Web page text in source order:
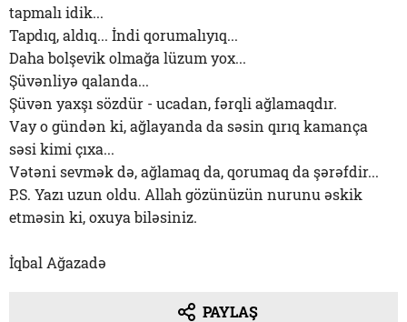
tapmalı idik...
Tapdıq, aldıq... İndi qorumalıyıq...
Daha bolşevik olmağa lüzum yox...
Şüvənliyə qalanda...
Şüvən yaxşı sözdür - ucadan, fərqli ağlamaqdır.
Vay o gündən ki, ağlayanda da səsin qırıq kamança
səsi kimi çıxa...
Vətəni sevmək də, ağlamaq da, qorumaq da şərəfdir...
P.S. Yazı uzun oldu. Allah gözünüzün nurunu əskik
etməsin ki, oxuya biləsiniz.
İqbal Ağazadə
PAYLAŞ